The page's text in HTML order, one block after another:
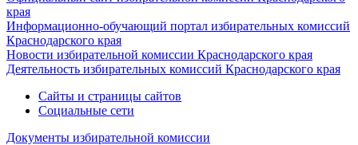
края
Информационно-обучающий портал избирательных комиссий
Краснодарского края
Новости избирательной комиссии Краснодарского края
Деятельность избирательных комиссий Краснодарского края
Сайты и страницы сайтов
Социальные сети
Документы избирательной комиссии